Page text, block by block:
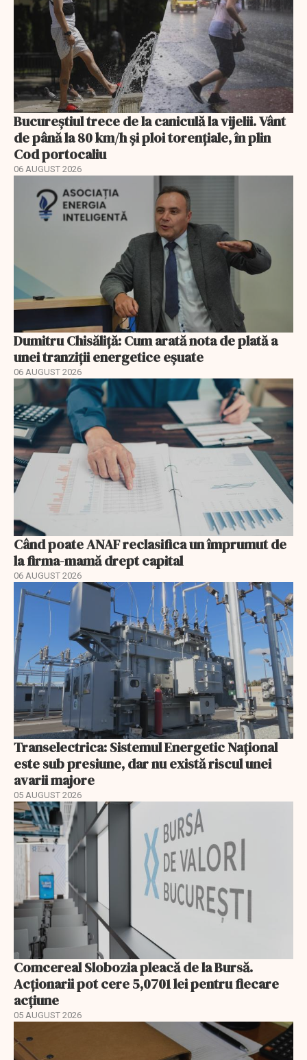
Bucureștiul trece de la caniculă la vijelii. Vânt
de până la 80 km/h și ploi torențiale, în plin
Cod portocaliu
06 AUGUST 2026
Dumitru Chisăliță: Cum arată nota de plată a
unei tranziții energetice eșuate
06 AUGUST 2026
Când poate ANAF reclasifica un împrumut de
la firma-mamă drept capital
06 AUGUST 2026
Transelectrica: Sistemul Energetic Național
este sub presiune, dar nu există riscul unei
avarii majore
05 AUGUST 2026
Comcereal Slobozia pleacă de la Bursă.
Acționarii pot cere 5,0701 lei pentru fiecare
acțiune
05 AUGUST 2026